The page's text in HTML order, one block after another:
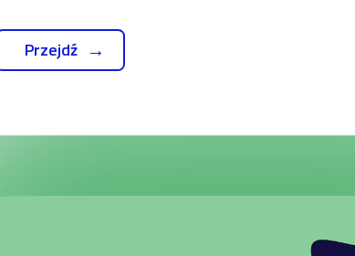
Przejdź